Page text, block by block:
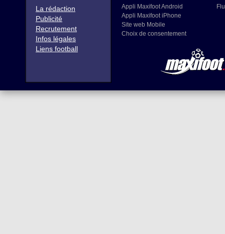
La rédaction
Publicité
Recrutement
Infos légales
Liens football
Appli Maxifoot Android
Appli Maxifoot iPhone
Site web Mobile
Choix de consentement